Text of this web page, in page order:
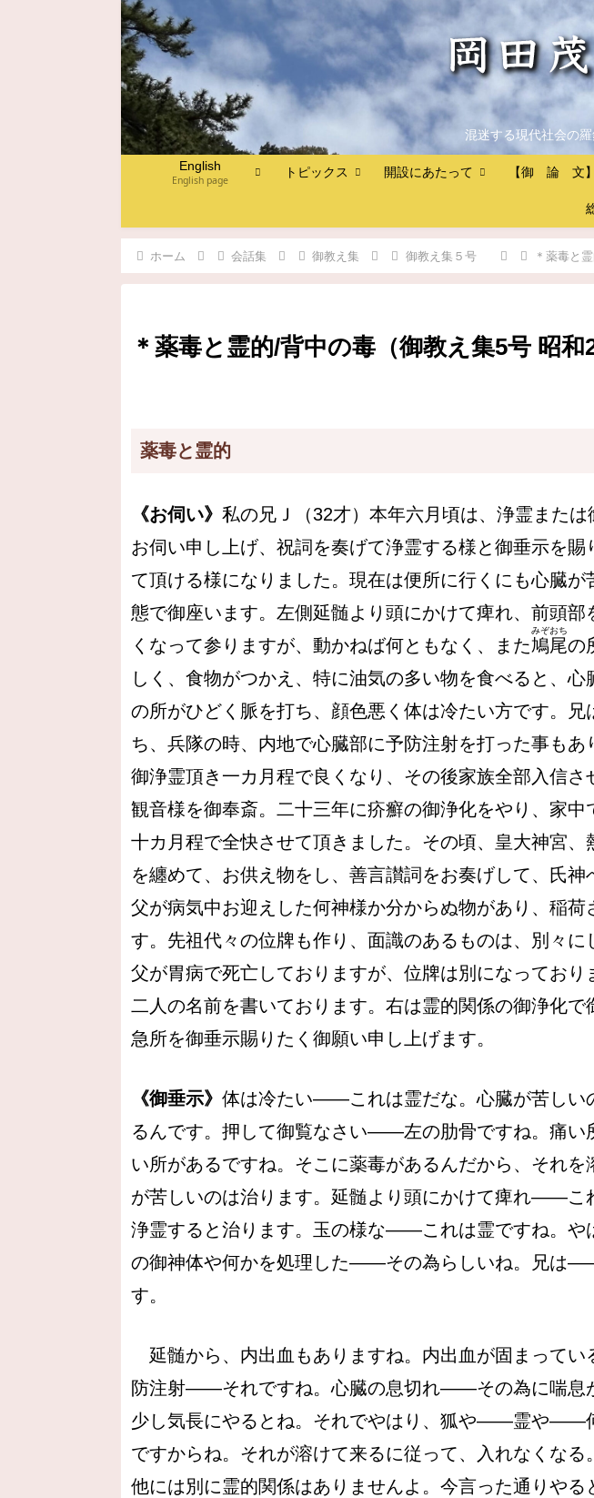
混迷する現代社会の
English
English page
トピックス 開設にあたって 【御 論 文】
ホーム 会話集 御教え集 御教え集５号 ＊薬毒と
＊薬毒と霊的/背中の毒（御教え集5号 昭
薬毒と霊的
《お伺い》 私の兄Ｊ（32才）本年六月頃は、浄霊また
お伺い申し上げ、祝詞を奏げて浄霊する様と御垂示を
て頂ける様になりました。現在は便所に行くにも心臓
態で御座います。左側延髄より頭にかけて痺れ、前頭
くなって参りますが、動かねば何ともなく、また鳩尾
みぞおち
の
しく、食物がつかえ、特に油気の多い物を食べると、
の所がひどく脈を打ち、顔色悪く体は冷たい方です。
ち、兵隊の時、内地で心臓部に予防注射を打った事も
御浄霊頂き一カ月程で良くなり、その後家族全部入信
観音様を御奉斎。二十三年に疥癬の御浄化をやり、家中
十カ月程で全快させて頂きました。その頃、皇大神宮
を纏めて、お供え物をし、善言讃詞をお奏げして、氏神
父が病気中お迎えした何神様か分からぬ物があり、稲荷
す。先祖代々の位牌も作り、面識のあるものは、別々
父が胃病で死亡しておりますが、位牌は別になってお
二人の名前を書いております。右は霊的関係の御浄化
急所を御垂示賜りたく御願い申し上げます。
《御垂示》 体は冷たい――これは霊だな。心臓が苦しい
るんです。押して御覧なさい――左の肋骨ですね。痛い
い所があるですね。そこに薬毒があるんだから、それ
が苦しいのは治ります。延髄より頭にかけて痺れ――こ
浄霊すると治ります。玉の様な――これは霊ですね。や
の御神体や何かを処理した――その為らしいね。兄は
す。
延髄から、内出血もありますね。内出血が固まってい
防注射――それですね。心臓の息切れ――その為に喘息
少し気長にやるとね。それでやはり、狐や――霊や――
ですからね。それが溶けて来るに従って、入れなくなる
他には別に霊的関係はありませんよ。今言った通りやる